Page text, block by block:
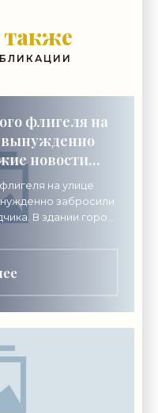
флигеля на
новости
на улице
забросили
В здании город